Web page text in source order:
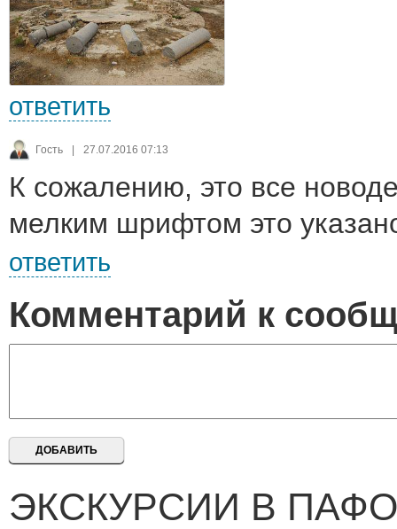
ответить
Гость | 27.07.2016 07:13
К сожалению, это все
мелким шрифтом это
ответить
Комментарий к
ЭКСКУРСИИ В